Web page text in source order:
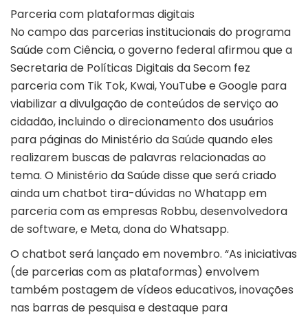
Parceria com plataformas digitais
No campo das parcerias institucionais do programa
Saúde com Ciência, o governo federal afirmou que a
Secretaria de Políticas Digitais da Secom fez
parceria com Tik Tok, Kwai, YouTube e Google para
viabilizar a divulgação de conteúdos de serviço ao
cidadão, incluindo o direcionamento dos usuários
para páginas do Ministério da Saúde quando eles
realizarem buscas de palavras relacionadas ao
tema. O Ministério da Saúde disse que será criado
ainda um chatbot tira-dúvidas no Whatapp em
parceria com as empresas Robbu, desenvolvedora
de software, e Meta, dona do Whatsapp.
O chatbot será lançado em novembro. “As iniciativas
(de parcerias com as plataformas) envolvem
também postagem de vídeos educativos, inovações
nas barras de pesquisa e destaque para